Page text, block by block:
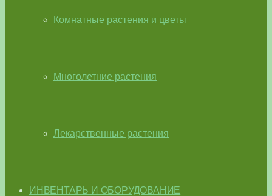
Комнатные растения и цветы
Многолетние растения
Лекарственные растения
ИНВЕНТАРЬ И ОБОРУДОВАНИЕ